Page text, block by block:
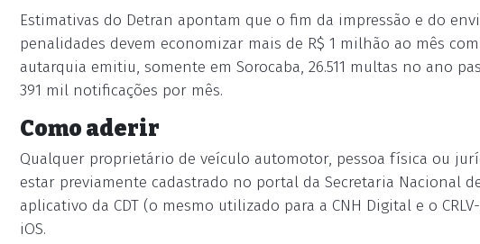
Estimativas do Detran apontam que o fim da impressão e do
penalidades devem economizar mais de R$ 1 milhão ao mês
autarquia emitiu, somente em Sorocaba, 26.511 multas no ano
391 mil notificações por mês.
Como aderir
Qualquer proprietário de veículo automotor, pessoa física ou
estar previamente cadastrado no portal da Secretaria Nacional
aplicativo da CDT (o mesmo utilizado para a CNH Digital e o
iOS.